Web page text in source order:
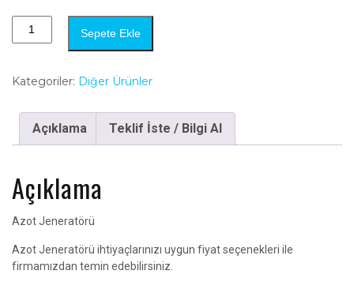
Sepete Ekle
Kategoriler: Diğer Ürünler
Açıklama Teklif İste / Bilgi Al
Açıklama
Azot Jeneratörü
Azot Jeneratörü ihtiyaçlarınızı uygun fiyat seçenekleri ile
firmamızdan temin edebilirsiniz.